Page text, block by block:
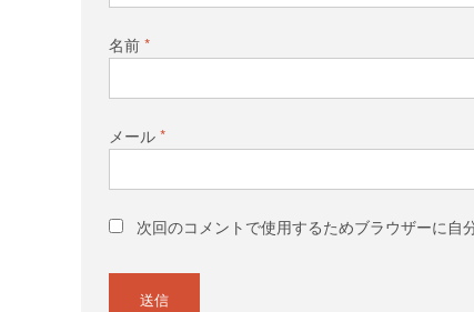
名前*
メール*
次回のコメントで使用するためブラウザーに自